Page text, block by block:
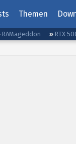
Themen
RAMageddon RTX